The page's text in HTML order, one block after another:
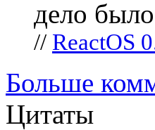
дело
// ReactOS
Больше
Цитаты